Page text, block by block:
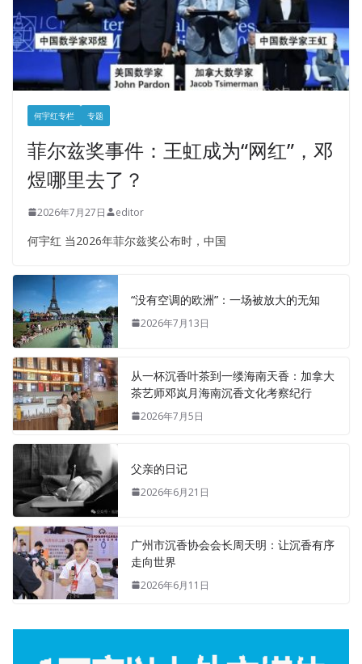
何宇红专栏 专题
菲尔兹奖事件：王虹成为“网红”，邓
煜哪里去了？
2026年7月27日 editor
何宇红 当2026年菲尔兹奖公布时，中国
“没有空调的欧洲”：一场被放大的无知
2026年7月13日
从一杯沉香叶茶到一缕海南天香：加拿大
茶艺师邓岚月海南沉香文化考察纪行
2026年7月5日
父亲的日记
2026年6月21日
广州市沉香协会会长周天明：让沉香有序
走向世界
2026年6月11日